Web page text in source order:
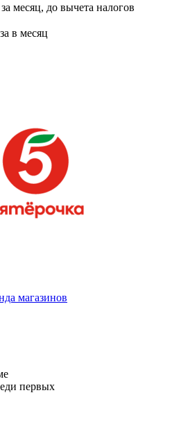
за месяц, до вычета налогов
в месяц
магазинов
первых